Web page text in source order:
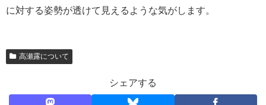
に対する姿勢が透けて見えるような気がします。
高瀬露について
シェアする